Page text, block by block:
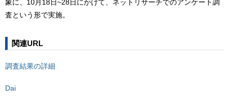
象に、10月18日~28日にかけて、ネットリサーチでのアンケート調
査という形で実施。
関連URL
調査結果の詳細
Dai